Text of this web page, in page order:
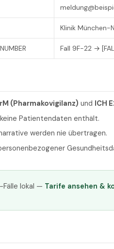
Klinik München-
Fall 9F-22 →
(Pharmakovigilanz) und ICH
Patientendaten enthält.
werden nie übertragen.
Fälle lokal — Tarife ansehen &